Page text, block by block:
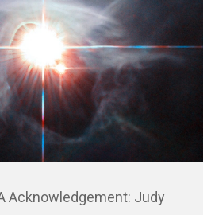
Acknowledgement: Judy